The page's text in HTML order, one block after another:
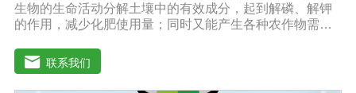
生物的生命活动分解土壤中的有效成分，起到解磷、解钾
的作用，减少化肥使用量；同时又能产生各种农作物需要
节植物生长;并且能产生抗生素、系统防卫酶等多种物质，
可以抑制细菌或真菌性病害或诱导系统抗性，间接达到促
进植物生长的作用。【产品功能】1、改善土壤养分：疏松
联系我们